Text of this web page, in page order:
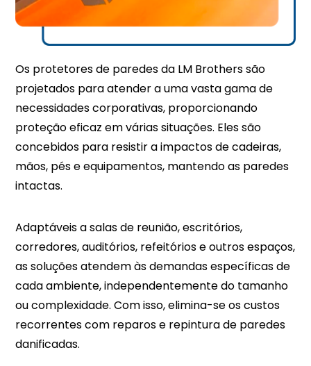
Os protetores de paredes da LM Brothers são
projetados para atender a uma vasta gama de
necessidades corporativas, proporcionando
proteção eficaz em várias situações. Eles são
concebidos para resistir a impactos de cadeiras,
mãos, pés e equipamentos, mantendo as paredes
intactas.
Adaptáveis a salas de reunião, escritórios,
corredores, auditórios, refeitórios e outros espaços,
as soluções atendem às demandas específicas de
cada ambiente, independentemente do tamanho
ou complexidade. Com isso, elimina-se os custos
recorrentes com reparos e repintura de paredes
danificadas.